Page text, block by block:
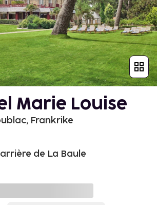
Marie Louise
Frankrike
de La Baule